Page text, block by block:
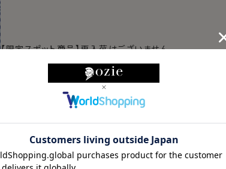
【限定スポット商品】再入荷はございません
【シャツのサイズの見方】
例）M-3982→首回り39cm・裄丈82cm
例）L-4184→首回り41cm・裄丈84cm
例）TALL-L-4190→首回り41cm・裄丈90cm
東京都変更